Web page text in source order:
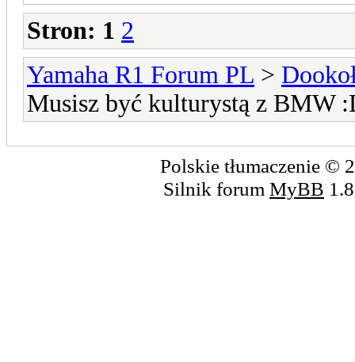
Stron: 1 2
Yamaha R1 Forum PL >
Musisz być kulturystą z BMW
Polskie tłumaczenie ©
Silnik forum MyBB